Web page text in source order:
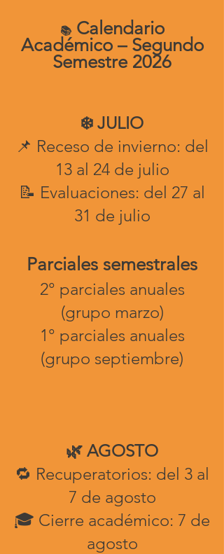
📚Calendario
Académico – Segundo
Semestre 2026
❄️ JULIO
📌 Receso de invierno: del
13 al 24 de julio
📝 Evaluaciones: del 27 al
31 de julio
Parciales semestrales
2° parciales anuales
(grupo marzo)
1° parciales anuales
(grupo septiembre)
🌿 AGOSTO
🔁 Recuperatorios: del 3 al
7 de agosto
🎓 Cierre académico: 7 de
agosto